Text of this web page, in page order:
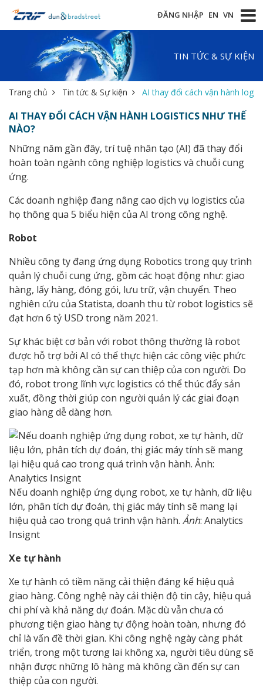
ĐĂNG NHẬP EN VN
TIN TỨC & SỰ KIỆN
Trang chủ Tin tức & Sự kiện AI thay đổi cách vận hành
AI THAY ĐỔI CÁCH VẬN HÀNH LOGISTICS NHƯ THẾ
NÀO?
Những năm gần đây, trí tuệ nhân tạo (AI) đã thay đổi
hoàn toàn ngành công nghiệp logistics và chuỗi cung
ứng.
Các doanh nghiệp đang nâng cao dịch vụ logistics của
họ thông qua 5 biểu hiện của AI trong công nghệ.
Robot
Nhiều công ty đang ứng dụng Robotics trong quy trình
quản lý chuỗi cung ứng, gồm các hoạt động như: giao
hàng, lấy hàng, đóng gói, lưu trữ, vận chuyển. Theo
nghiên cứu của Statista, doanh thu từ robot logistics sẽ
đạt hơn 6 tỷ USD trong năm 2021.
Sự khác biệt cơ bản với robot thông thường là robot
được hỗ trợ bởi AI có thể thực hiện các công việc phức
tạp hơn mà không cần sự can thiệp của con người. Do
đó, robot trong lĩnh vực logistics có thể thúc đẩy sản
xuất, đồng thời giúp con người quản lý các giai đoạn
giao hàng dễ dàng hơn.
Nếu doanh nghiệp ứng dụng robot, xe tự hành, dữ liệu
lớn, phân tích dự đoán, thị giác máy tính sẽ mang lại
hiệu quả cao trong quá trình vận hành. Ảnh: Analytics
Insignt
Xe tự hành
Xe tự hành có tiềm năng cải thiện đáng kể hiệu quả
giao hàng. Công nghệ này cải thiện độ tin cậy, hiệu quả
chi phí và khả năng dự đoán. Mặc dù vẫn chưa có
phương tiện giao hàng tự động hoàn toàn, nhưng đó
chỉ là vấn đề thời gian. Khi công nghệ ngày càng phát
triển, trong một tương lai không xa, người tiêu dùng sẽ
nhận được những lô hàng mà không cần đến sự can
thiệp của con người.